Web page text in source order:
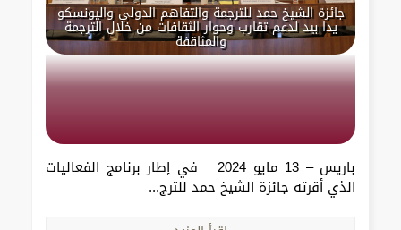
جائزة الشيخ حمد للترجمة والتفاهم الدولي واليونسكو
يدا بيد لدعم تقارب وحوار الثقافات من خلال الترجمة
والمثاقفة
باريس – 13 مايو 2024 في إطار برنامج الفعاليات
الذي أقرته جائزة الشيخ حمد للترج...